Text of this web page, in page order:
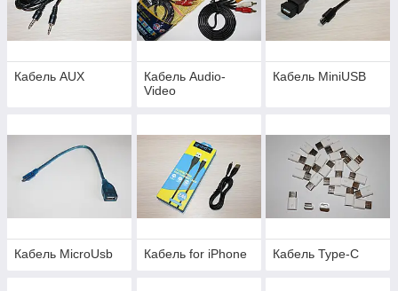
Кабель AUX
Кабель Audio-
Video
Кабель MiniUSB
Кабель MicroUsb Кабель for iPhone Кабель Type-C